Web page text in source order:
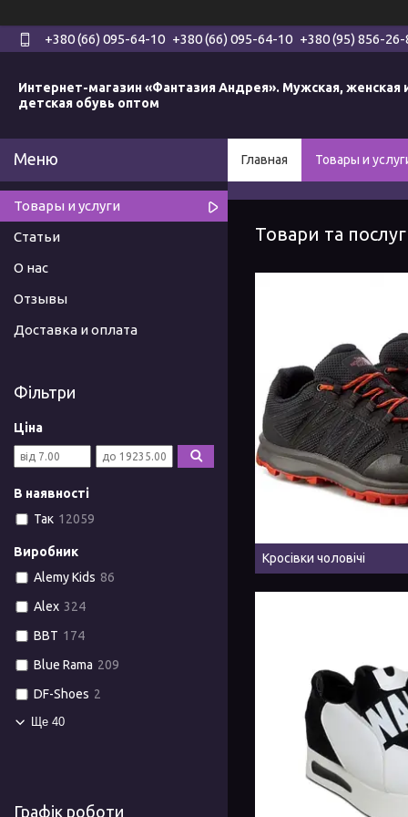
+380 (66) 095-64-10 +380 (66) 095-64-10 +380 (95) 856-26-
Интернет-магазин «Фантазия Андрея». Мужская, женская
детская обувь оптом
Главная Товары и
Товари та
Кросівки чоловічі
Товары и услуги
Статьи
О нас
Отзывы
Доставка и оплата
Фільтри
Ціна
В наявності
Так 12059
Виробник
Alemy Kids 86
Alex 324
BBT 174
Blue Rama 209
DF-Shoes 2
Ще 40
Графік роботи